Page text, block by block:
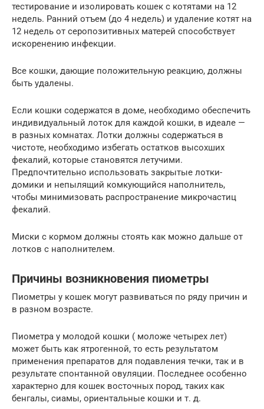
тестирование и изолировать кошек с котятами на 12
недель. Ранний отъем (до 4 недель) и удаление котят на
12 недель от серопозитивных матерей способствует
искоренению инфекции.
Все кошки, дающие положительную реакцию, должны
быть удалены.
Если кошки содержатся в доме, необходимо обеспечить
индивидуальный лоток для каждой кошки, в идеале —
в разных комнатах. Лотки должны содержаться в
чистоте, необходимо избегать остатков высохших
фекалий, которые становятся летучими.
Предпочтительно использовать закрытые лотки-
домики и непылящий комкующийся наполнитель,
чтобы минимизовать распространение микрочастиц
фекалий.
Миски с кормом должны стоять как можно дальше от
лотков с наполнителем.
Причины возникновения пиометры
Пиометры у кошек могут развиваться по ряду причин и
в разном возрасте.
Пиометра у молодой кошки ( моложе четырех лет)
может быть как ятрогенной, то есть результатом
применения препаратов для подавления течки, так и в
результате спонтанной овуляции. Последнее особенно
характерно для кошек восточных пород, таких как
бенгалы, сиамы, ориентальные кошки и т. д.